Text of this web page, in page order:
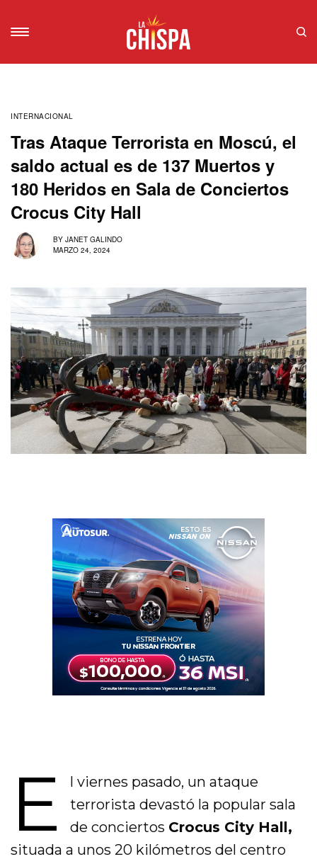
INTERNACIONAL
Tras Ataque Terrorista en Moscú, el
saldo actual es de 137 Muertos y
180 Heridos en Sala de Conciertos
Crocus City Hall
BY JANET GALINDO
MARZO 24, 2024
E
l viernes pasado, un ataque
terrorista devastó la popular sala
de conciertos Crocus City Hall,
situada a unos 20 kilómetros del centro